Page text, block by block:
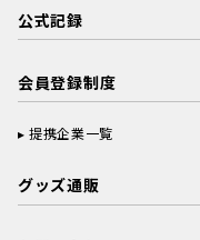
公式記録
会員登録制度
提携企業一覧
グッズ通販